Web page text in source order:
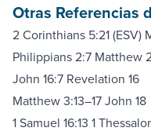
Otras Referencias
2 Corinthians 5:21 (ESV)
Philippians 2:7 Matthew
John 16:7 Revelation 16
Matthew 3:13–17John 18
1 Samuel 16:13 1